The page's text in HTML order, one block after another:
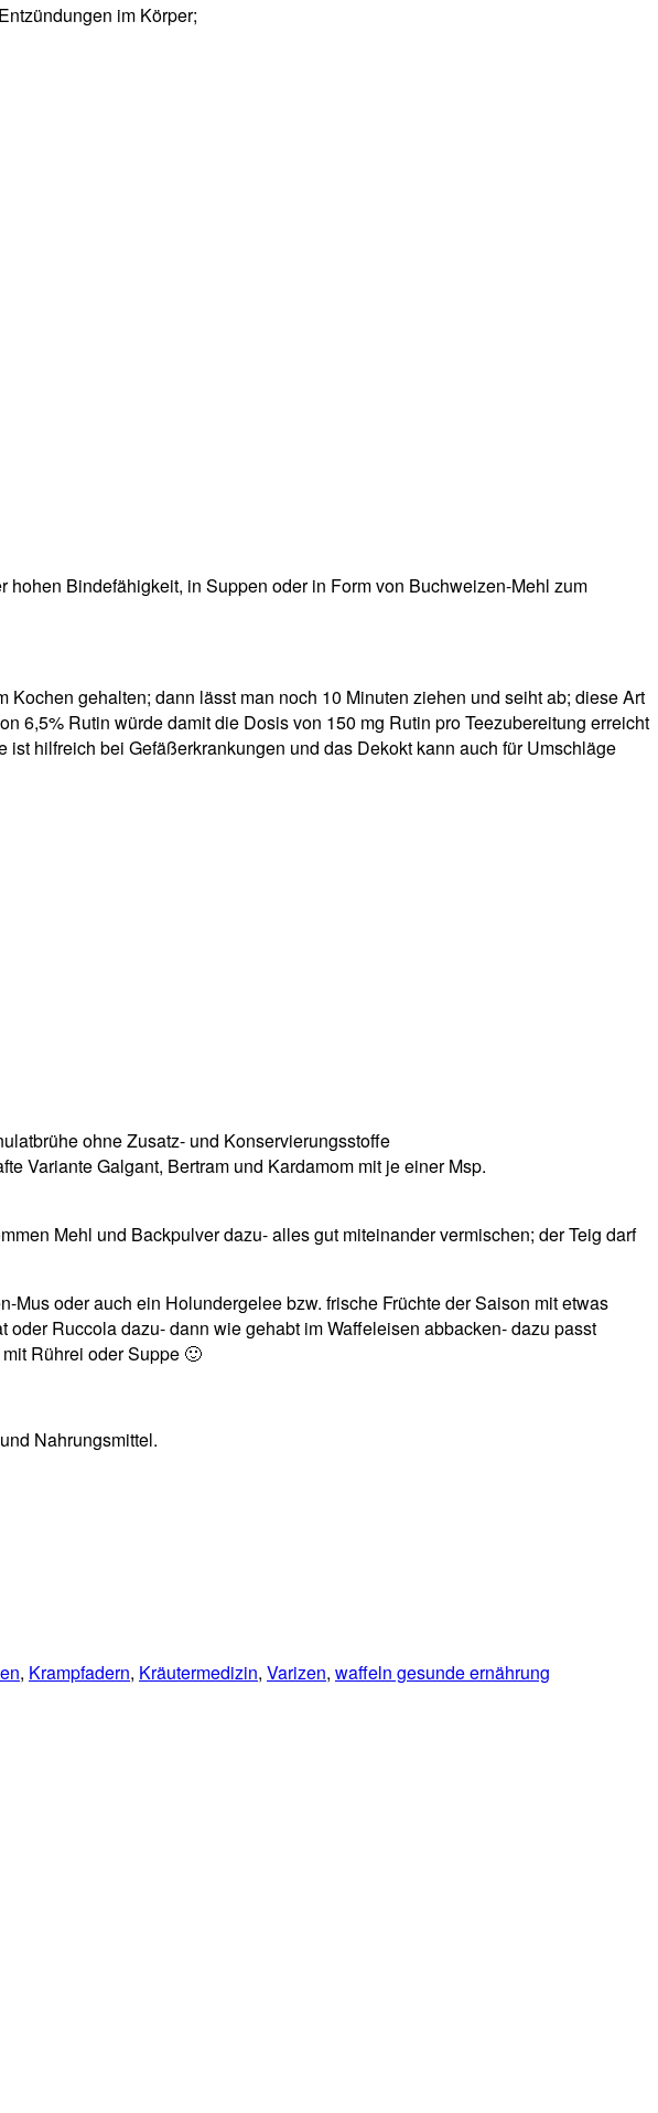
im Körper;
Bindefähigkeit, in Suppen oder in Form von Buchweizen-Mehl zum
gehalten; dann lässt man noch 10 Minuten ziehen und seiht ab; diese Art
6,5% Rutin würde damit die Dosis von 150 mg Rutin pro Teezubereitung erreicht
hilfreich bei Gefäßerkrankungen und das Dekokt kann auch für Umschläge
ohne Zusatz- und Konservierungsstoffe
Variante Galgant, Bertram und Kardamom mit je einer Msp.
Mehl und Backpulver dazu- alles gut miteinander vermischen; der Teig darf
oder auch ein Holundergelee bzw. frische Früchte der Saison mit etwas
Ruccola dazu- dann wie gehabt im Waffeleisen abbacken- dazu passt
Rührei oder Suppe 🙂
Nahrungsmittel.
, Krampfadern, Kräutermedizin, Varizen, waffeln gesunde ernährung